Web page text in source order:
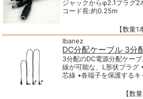
ジャックからφ2.1プラグ2
コード長:約0.25m
【数量
Ibanez
DC分配ケーブル 3
3分配のDC電源分配ケー
線が可能な、L形状プラグ
芯線 •各端子を保護するキ
【数